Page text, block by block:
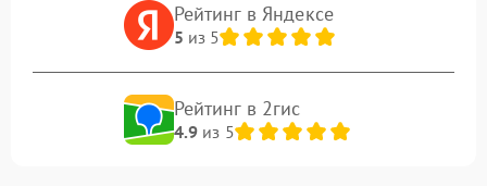
Рейтинг в Яндексе
5 из 5
Рейтинг в 2гис
4.9из 5